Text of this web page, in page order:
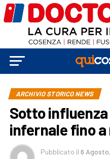
ARCHIVIO STORICO NEWS
Sotto influenza
infernale fino a
Pubblicato il 6